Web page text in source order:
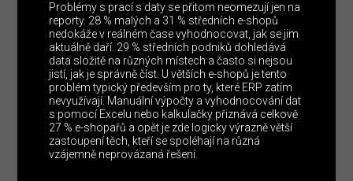
Problémy s prací s daty se přitom neomezují jen na
reporty. 28 % malých a 31 % středních e-shopů
nedokáže v reálném čase vyhodnocovat, jak se jim
aktuálně daří. 29 % středních podniků dohledává
data složitě na různých místech a často si nejsou
jistí, jak je správně číst. U větších e-shopů je tento
problém typický především pro ty, které ERP zatím
nevyužívají. Manuální výpočty a vyhodnocování dat
s pomocí Excelu nebo kalkulačky přiznává celkově
27 % e-shopařů a opět je zde logicky výrazně větší
zastoupení těch, kteří se spoléhají na různá
vzájemně neprovázaná řešení.